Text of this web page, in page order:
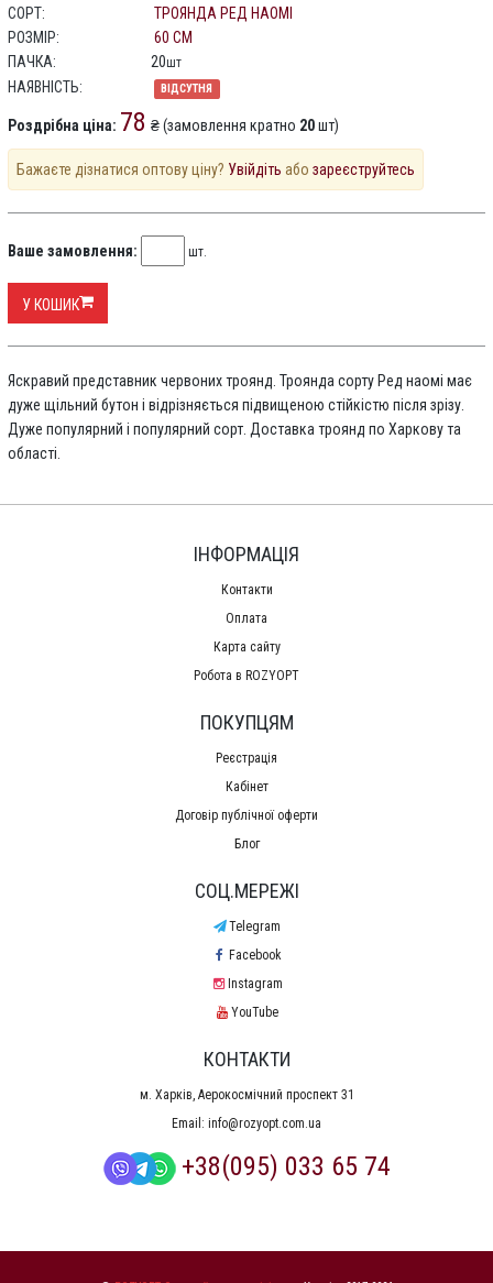
СОРТ:
ТРОЯНДА РЕД НАОМІ
РОЗМІР:
60 СМ
ПАЧКА:
20шт
НАЯВНІСТЬ: ВІДСУТНЯ
Роздрібна ціна: 78 ₴ (замовлення кратно 20шт)
Бажаєте дізнатися оптову ціну? Увійдіть або зареєструйтесь
Ваше замовлення: шт.
У КОШИК
Яскравий представник червоних троянд. Троянда сорту Ред наомі має
дуже щільний бутон і відрізняється підвищеною стійкістю після зрізу.
Дуже популярний і популярний сорт. Доставка троянд по Харкову та
області.
ІНФОРМАЦІЯ
Контакти
Оплата
Карта сайту
Робота в ROZYOPT
ПОКУПЦЯМ
Реєстрація
Кабінет
Договір публічної оферти
Блог
СОЦ.МЕРЕЖІ
Telegram
Facebook
Instagram
YouTube
КОНТАКТИ
м. Харків, Аерокосмічний проспект 31
Email: info@rozyopt.com.ua
+38(095) 033 65 74